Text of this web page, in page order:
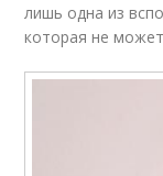
лишь одна из
которая не